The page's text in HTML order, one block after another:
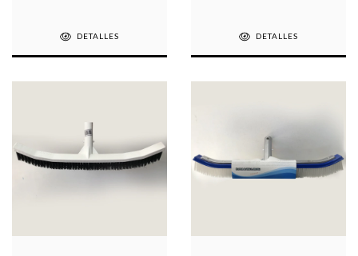
DETALLES DETALLES